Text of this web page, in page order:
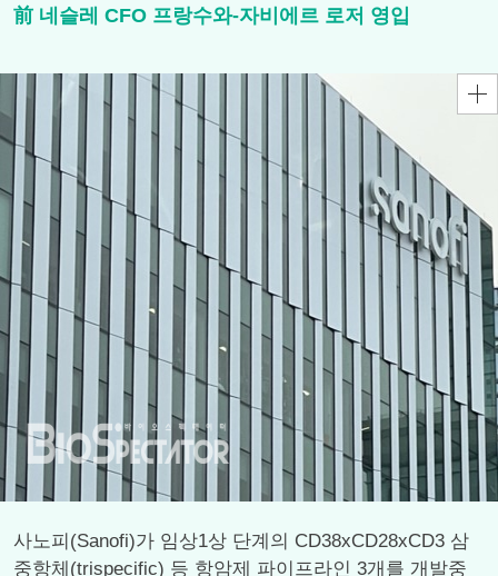
前 네슬레 CFO 프랑수와-자비에르 로저 영입
사노피(Sanofi)가 임상1상 단계의 CD38xCD28xCD3 삼
중항체(trispecific) 등 항암제 파이프라인 3개를 개발중